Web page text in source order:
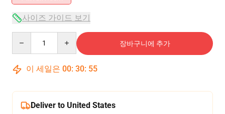
사이즈 가이드 보기
장바구니에 추가
이 세일은 00: 30: 54
Deliver to United States